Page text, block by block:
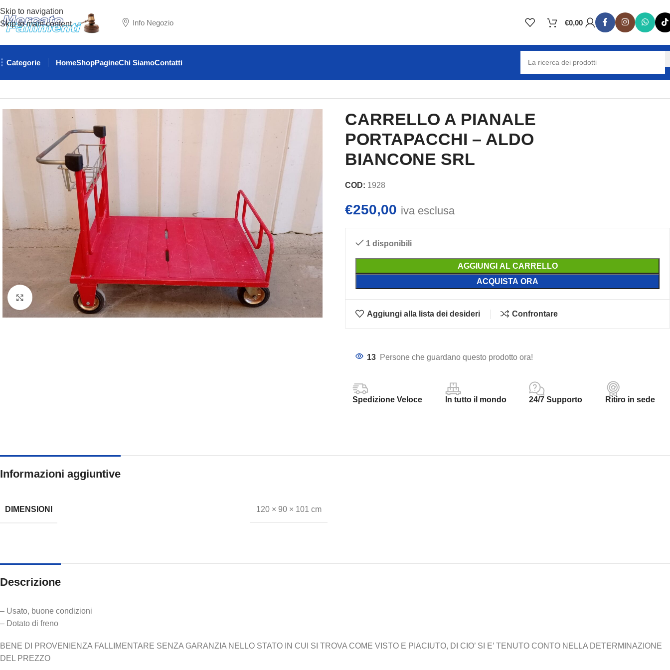
Skip to navigation
Skip to main content
Info Negozio €0,00
Categorie HomeShopPagineChi SiamoContatti
Clicca per ingrandire
CARRELLO A PIANALE
PORTAPACCHI – ALDO
BIANCONE SRL
COD: 1928
€250,00 iva esclusa
1 disponibili
AGGIUNGI AL CARRELLO
ACQUISTA ORA
Aggiungi alla lista dei desideri Confrontare
13 Persone che guardano questo prodotto ora!
Spedizione Veloce In tutto il mondo 24/7 Supporto Ritiro in sede
Informazioni aggiuntive
DIMENSIONI 120 × 90 × 101 cm
Descrizione
– Usato, buone condizioni
– Dotato di freno
BENE DI PROVENIENZA FALLIMENTARE SENZA GARANZIA NELLO STATO IN CUI SI TROVA COME VISTO E PIACIUTO, DI CIO’ SI E’ TENUTO CONTO NELLA DETERMINAZIONE
DEL PREZZO